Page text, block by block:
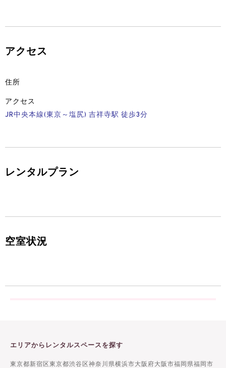
アクセス
住所
アクセス
JR中央本線(東京～塩尻) 吉祥寺駅 徒歩3分
レンタルプラン
空室状況
エリアからレンタルスペースを探す
東京都新宿区東京都渋谷区神奈川県横浜市大阪府大阪市福岡県福岡市